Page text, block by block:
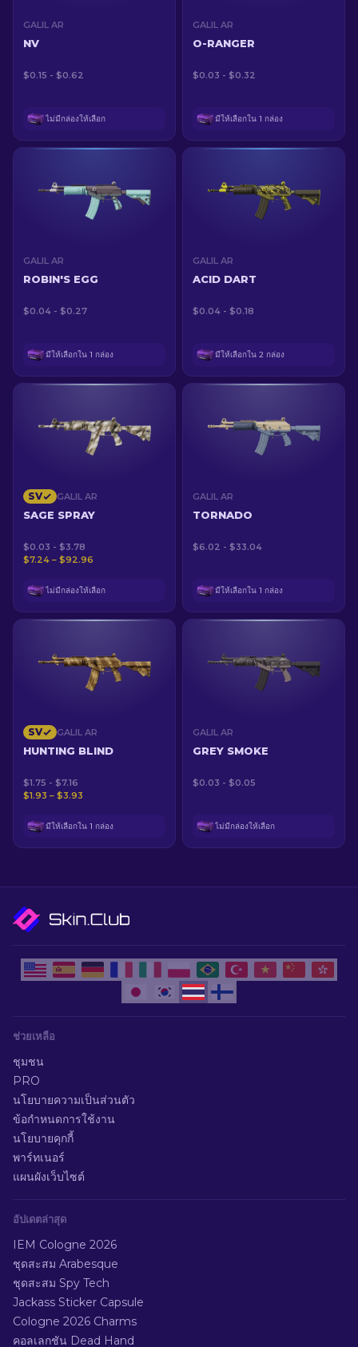
GALIL AR
NV
$0.15 - $0.62
ไม่มีกล่องให้เลือก
GALIL AR
O-RANGER
$0.03 - $0.32
มีให้เลือกใน 1 กล่อง
GALIL AR
ROBIN'S EGG
$0.04 - $0.27
มีให้เลือกใน 1 กล่อง
GALIL AR
ACID DART
$0.04 - $0.18
มีให้เลือกใน 2 กล่อง
SV GALIL AR
SAGE SPRAY
$0.03 - $3.78
$7.24 – $92.96
ไม่มีกล่องให้เลือก
GALIL AR
TORNADO
$6.02 - $33.04
มีให้เลือกใน 1 กล่อง
SV GALIL AR
HUNTING BLIND
$1.75 - $7.16
$1.93 – $3.93
มีให้เลือกใน 1 กล่อง
GALIL AR
GREY SMOKE
$0.03 - $0.05
ไม่มีกล่องให้เลือก
ช่วยเหลือ
ชุมชน
PRO
นโยบายความเป็นส่วนตัว
ข้อกำหนดการใช้งาน
นโยบายคุกกี้
พาร์ทเนอร์
แผนผังเว็บไซต์
อัปเดตล่าสุด
IEM Cologne 2026
ชุดสะสม Arabesque
ชุดสะสม Spy Tech
Jackass Sticker Capsule
Cologne 2026 Charms
คอลเลกชัน Dead Hand